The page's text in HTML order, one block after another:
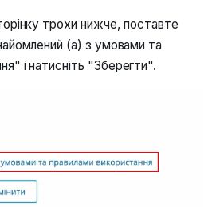
трохи нижче, поставте
(а) з умовами та
і натисніть "Зберегти".